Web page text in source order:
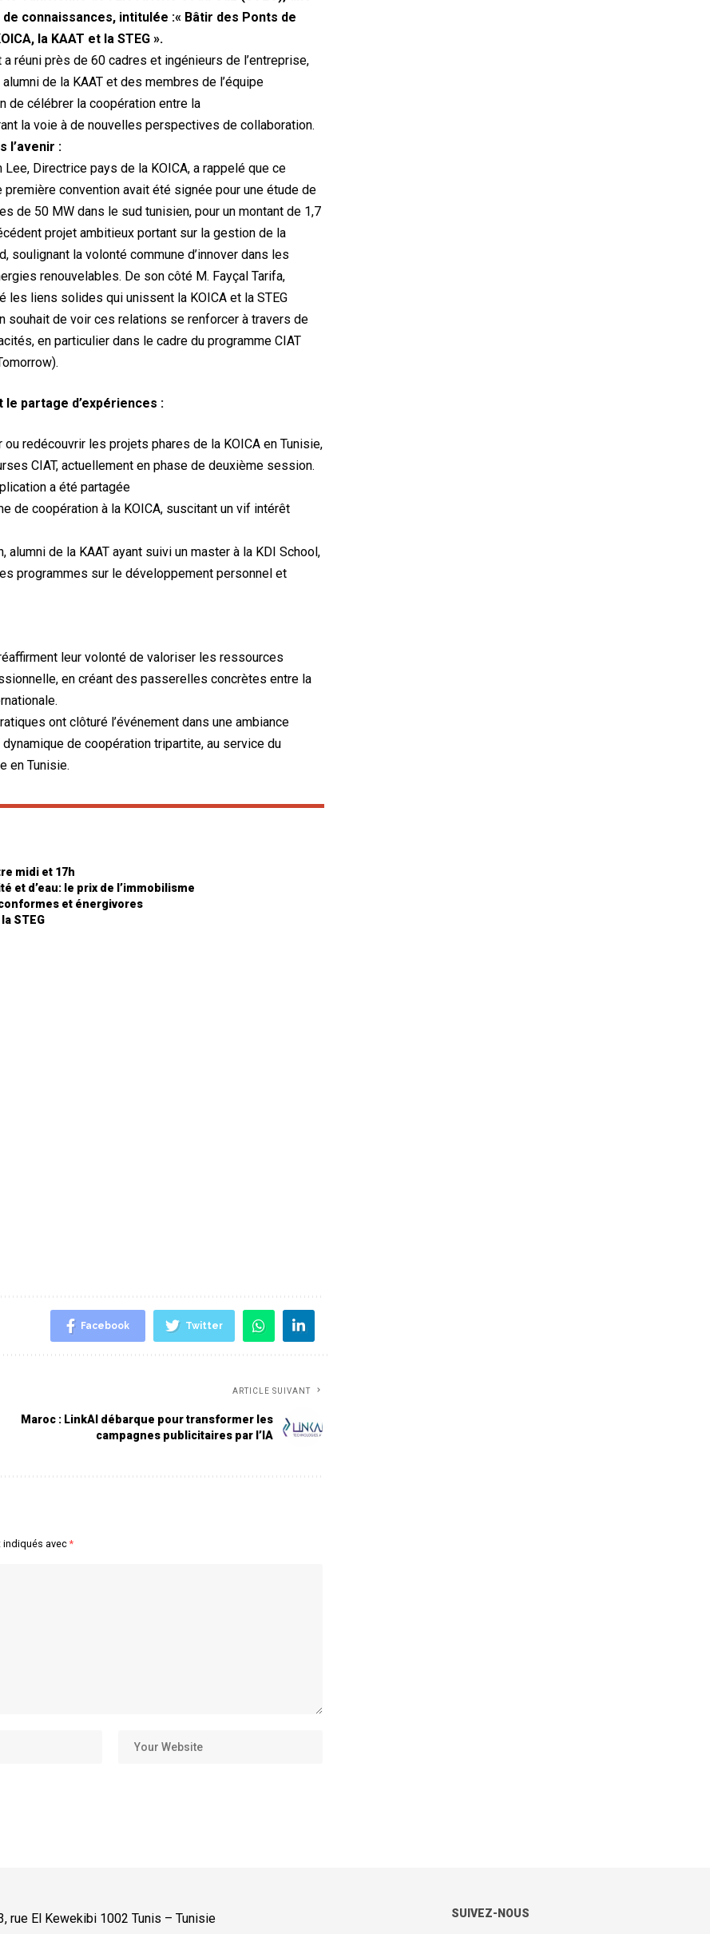
connaissances, intitulée :« Bâtir des Ponts de
la KAAT et la STEG ».
réuni près de 60 cadres et ingénieurs de l’entreprise,
de la KAAT et des membres de l’équipe
de célébrer la coopération entre la
la voie à de nouvelles perspectives de collaboration.
l’avenir :
Directrice pays de la KOICA, a rappelé que ce
convention avait été signée pour une étude de
de 50 MW dans le sud tunisien, pour un montant de 1,7
projet ambitieux portant sur la gestion de la
soulignant la volonté commune d’innover dans les
renouvelables. De son côté M. Fayçal Tarifa,
les liens solides qui unissent la KOICA et la STEG
souhait de voir ces relations se renforcer à travers de
en particulier dans le cadre du programme CIAT
partage d’expériences :
redécouvrir les projets phares de la KOICA en Tunisie,
CIAT, actuellement en phase de deuxième session.
a été partagée
de coopération à la KOICA, suscitant un vif intérêt
alumni de la KAAT ayant suivi un master à la KDI School,
programmes sur le développement personnel et
leur volonté de valoriser les ressources
en créant des passerelles concrètes entre la
ont clôturé l’événement dans une ambiance
de coopération tripartite, au service du
en Tunisie.
midi et 17h
et d’eau: le prix de l’immobilisme
et énergivores
STEG
Facebook Twitter
ARTICLE SUIVANT
Maroc : LinkAI débarque pour transformer les
campagnes publicitaires par l’IA
indiqués avec*
rue El Kewekibi 1002 Tunis – Tunisie
SUIVEZ-NOUS